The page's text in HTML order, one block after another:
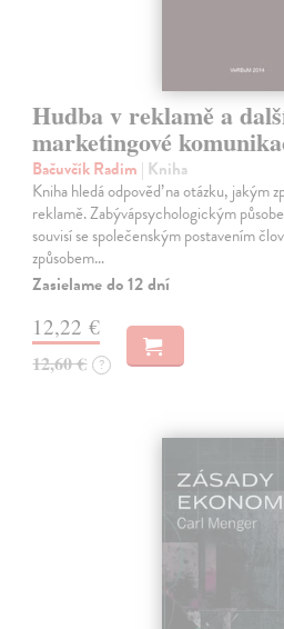
Hudba v reklamě a
marketingové
Bačuvčík Radim | Kniha
Kniha hledá odpověď na otázku, jakým
reklamě. Zabývápsychologickým
souvisí se společenským postavením
způsobem…
Zasielame do 12 dní
12,22 €
12,60 € ?